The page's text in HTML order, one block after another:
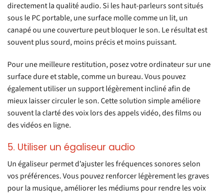
directement la qualité audio. Si les haut-parleurs sont situés
sous le PC portable, une surface molle comme un lit, un
canapé ou une couverture peut bloquer le son. Le résultat est
souvent plus sourd, moins précis et moins puissant.
Pour une meilleure restitution, posez votre ordinateur sur une
surface dure et stable, comme un bureau. Vous pouvez
également utiliser un support légèrement incliné afin de
mieux laisser circuler le son. Cette solution simple améliore
souvent la clarté des voix lors des appels vidéo, des films ou
des vidéos en ligne.
5. Utiliser un égaliseur audio
Un égaliseur permet d’ajuster les fréquences sonores selon
vos préférences. Vous pouvez renforcer légèrement les graves
pour la musique, améliorer les médiums pour rendre les voix